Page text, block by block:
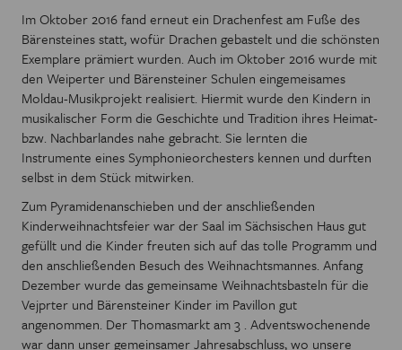
Im Oktober 2016 fand erneut ein Drachenfest am Fuße des
Bärensteines statt, wofür Drachen gebastelt und die schönsten
Exemplare prämiert wurden. Auch im Oktober 2016 wurde mit
den Weiperter und Bärensteiner Schulen eingemeisames
Moldau-Musikprojekt realisiert. Hiermit wurde den Kindern in
musikalischer Form die Geschichte und Tradition ihres Heimat-
bzw. Nachbarlandes nahe gebracht. Sie lernten die
Instrumente eines Symphonieorchesters kennen und durften
selbst in dem Stück mitwirken.
Zum Pyramidenanschieben und der anschließenden
Kinderweihnachtsfeier war der Saal im Sächsischen Haus gut
gefüllt und die Kinder freuten sich auf das tolle Programm und
den anschließenden Besuch des Weihnachtsmannes. Anfang
Dezember wurde das gemeinsame Weihnachtsbasteln für die
Vejprter und Bärensteiner Kinder im Pavillon gut
angenommen. Der Thomasmarkt am 3 . Adventswochenende
war dann unser gemeinsamer Jahresabschluss, wo unsere